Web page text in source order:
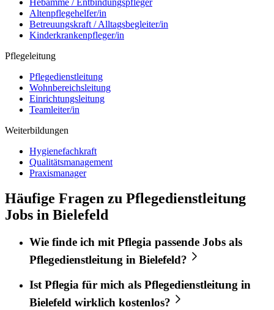
Altenpflegehelfer/in
Betreuungskraft / Alltagsbegleiter/in
Kinderkrankenpfleger/in
Pflegeleitung
Pflegedienstleitung
Wohnbereichsleitung
Einrichtungsleitung
Teamleiter/in
Weiterbildungen
Hygienefachkraft
Qualitätsmanagement
Praxismanager
Häufige Fragen zu Pflegedienstleitung
Jobs in Bielefeld
Wie finde ich mitPflegia passende Jobs als
Pflegedienstleitung in Bielefeld?
Ist Pflegia für mich als Pflegedienstleitung in
Bielefeld wirklich kostenlos?